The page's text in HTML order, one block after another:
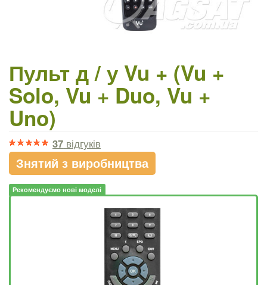
Пульт д / у Vu + (Vu +
Solo, Vu + Duo, Vu +
Uno)
37 відгуків
Знятий з виробництва
Рекомендуємо нові моделі